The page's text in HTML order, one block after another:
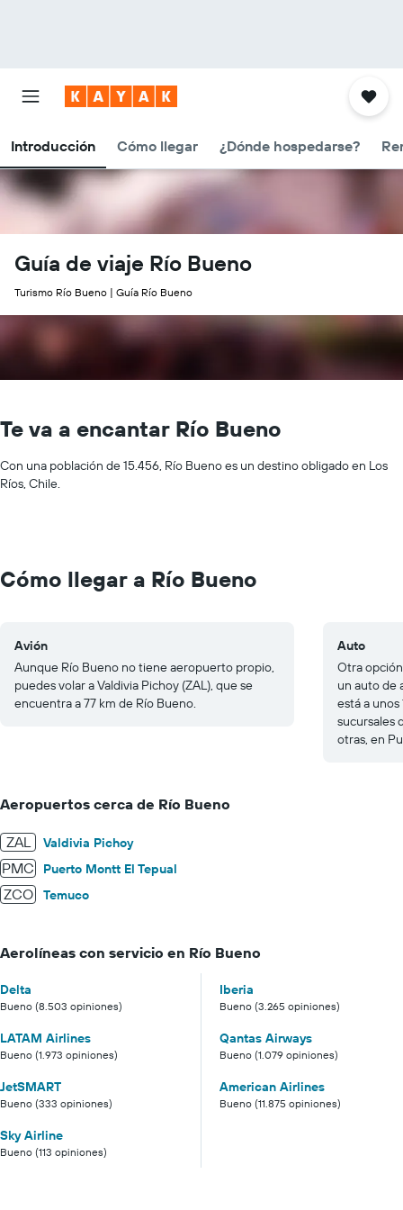
Introducción Cómo llegar ¿Dónde hospedarse?
Guía de viaje Río Bueno
Turismo Río Bueno | Guía Río Bueno
Te va a encantar Río Bueno
Con una población de 15.456, Río Bueno es un destino obligado en Los
Ríos, Chile.
Cómo llegar a Río Bueno
Avión
Aunque Río Bueno no tiene aeropuerto propio,
puedes volar a Valdivia Pichoy (ZAL), que se
encuentra a 77 km de Río Bueno.
Auto
Otra
un auto de
está a
sucursales
otras, en
Aeropuertos cerca de Río Bueno
ZAL Valdivia Pichoy
PMC Puerto Montt El Tepual
ZCO Temuco
Aerolíneas con servicio en Río Bueno
Delta
Bueno (8.503 opiniones)
Iberia
Bueno (3.265 opiniones)
LATAM Airlines
Bueno (1.973 opiniones)
Qantas Airways
Bueno (1.079 opiniones)
JetSMART
Bueno (333 opiniones)
American Airlines
Bueno (11.875 opiniones)
Sky Airline
Bueno (113 opiniones)